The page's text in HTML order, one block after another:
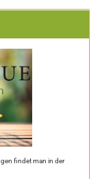
findet man in der